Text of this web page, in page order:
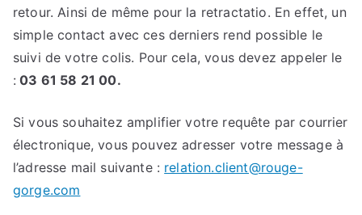
retour. Ainsi de même pour la retractatio. En effet, un
simple contact avec ces derniers rend possible le
suivi de votre colis. Pour cela, vous devez appeler le
: 03 61 58 21 00.
Si vous souhaitez amplifier votre requête par courrier
électronique, vous pouvez adresser votre message à
l’adresse mail suivante : relation.client@rouge-
gorge.com